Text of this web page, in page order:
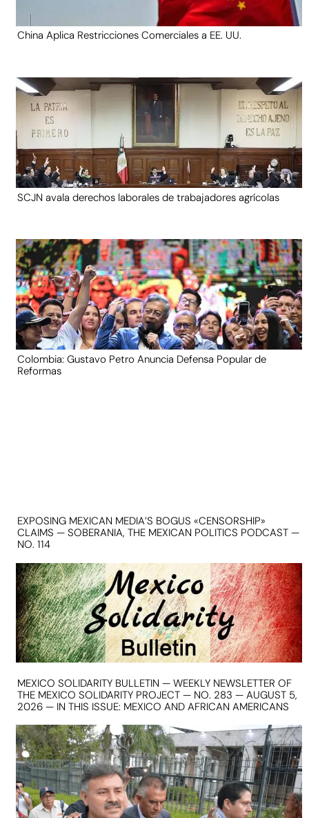
China Aplica Restricciones Comerciales a EE. UU.
SCJN avala derechos laborales de trabajadores agrícolas
Colombia: Gustavo Petro Anuncia Defensa Popular de
Reformas
EXPOSING MEXICAN MEDIA’S BOGUS «CENSORSHIP»
CLAIMS — SOBERANIA, THE MEXICAN POLITICS PODCAST —
NO. 114
MEXICO SOLIDARITY BULLETIN — WEEKLY NEWSLETTER OF
THE MEXICO SOLIDARITY PROJECT — NO. 283 — AUGUST 5,
2026 — IN THIS ISSUE: MEXICO AND AFRICAN AMERICANS